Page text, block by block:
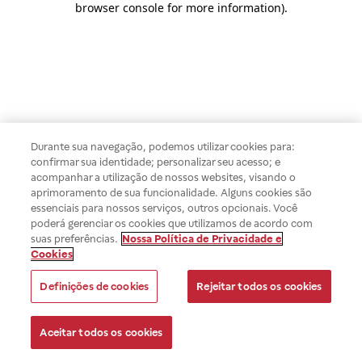
browser console for more information).
Durante sua navegação, podemos utilizar cookies para:
confirmar sua identidade; personalizar seu acesso; e
acompanhar a utilização de nossos websites, visando o
aprimoramento de sua funcionalidade. Alguns cookies são
essenciais para nossos serviços, outros opcionais. Você
poderá gerenciar os cookies que utilizamos de acordo com
suas preferências. Nossa Política de Privacidade e
Cookies
Definições de cookies Rejeitar todos os cookies
Aceitar todos os cookies